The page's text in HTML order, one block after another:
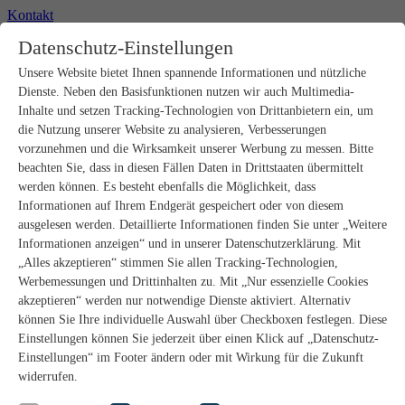
Kontakt
Produkte
Rohbau
Estrichverlegung
Untergrundvorbereitung
Bodenspachtelmassen
Abdichtungen
Fliesenkleber
Fugenmörtel
Fugendichtstoffe
Natursteinverlegung
Bodenbelags- und Parkettklebstoffe
Wandspachtelmassen
Werkzeug
Zubehör
PANDOMO
wedi Produkte
Marine Produkte
Service
Datenschutz-Einstellungen
Unsere Website bietet Ihnen spannende Informationen und nützliche
Dienste. Neben den Basisfunktionen nutzen wir auch Multimedia-
Inhalte und setzen Tracking-Technologien von Drittanbietern ein, um
die Nutzung unserer Website zu analysieren, Verbesserungen
vorzunehmen und die Wirksamkeit unserer Werbung zu messen. Bitte
beachten Sie, dass in diesen Fällen Daten in Drittstaaten übermittelt
werden können. Es besteht ebenfalls die Möglichkeit, dass
Informationen auf Ihrem Endgerät gespeichert oder von diesem
ausgelesen werden. Detaillierte Informationen finden Sie unter „Weitere
Informationen anzeigen“ und in unserer Datenschutzerklärung. Mit
„Alles akzeptieren“ stimmen Sie allen Tracking-Technologien,
Werbemessungen und Drittinhalten zu. Mit „Nur essenzielle Cookies
akzeptieren“ werden nur notwendige Dienste aktiviert. Alternativ
können Sie Ihre individuelle Auswahl über Checkboxen festlegen. Diese
Einstellungen können Sie jederzeit über einen Klick auf „Datenschutz-
Einstellungen“ im Footer ändern oder mit Wirkung für die Zukunft
widerrufen.